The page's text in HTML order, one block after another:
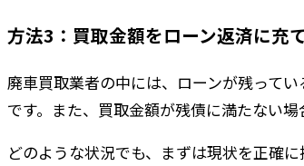
方法3：買取金額をローン返済に充
廃車買取業者の中には、ローンが残って
です。また、買取金額が残債に満たない
どのような状況でも、まずは現状を正確